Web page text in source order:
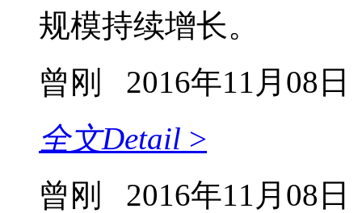
规模持续增长。
曾刚
2016年11月08日
全文Detail >
曾刚
2016年11月08日